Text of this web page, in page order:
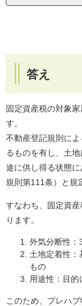
答え
固定資産税の対象
す。
不動産登記規則に
るものを有し、土
途に供し得る状態
規則第111条）と規
すなわち、固定資
ります。
外気分断性：
土地定着性
もの
用途性：目
このため、プレハ